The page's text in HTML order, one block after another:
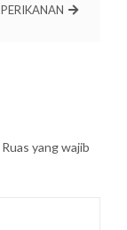
PERIKANAN
Ruas yang wajib